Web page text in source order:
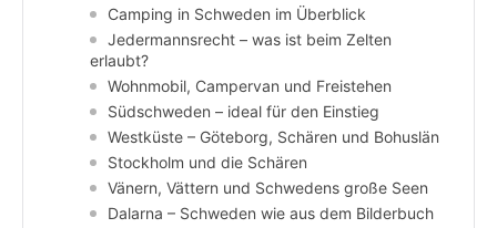
Camping in Schweden im Überblick
Jedermannsrecht – was ist beim Zelten
erlaubt?
Wohnmobil, Campervan und Freistehen
Südschweden – ideal für den Einstieg
Westküste – Göteborg, Schären und Bohuslän
Stockholm und die Schären
Vänern, Vättern und Schwedens große Seen
Dalarna – Schweden wie aus dem Bilderbuch